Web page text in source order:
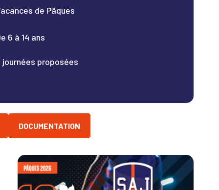
de Pâques
6 à 14 ans
journées proposées
DOCUMENTATION